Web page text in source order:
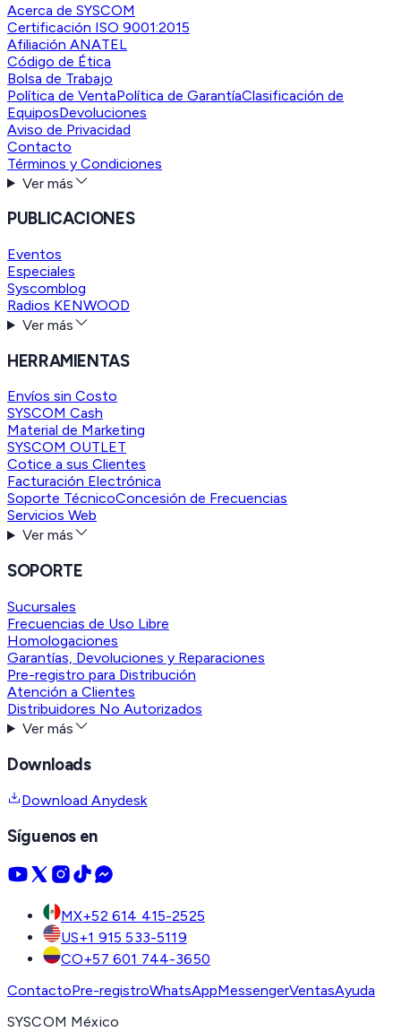
Acerca de SYSCOM
Certificación ISO 9001:2015
Afiliación ANATEL
Código de Ética
Bolsa de Trabajo
Política de VentaPolítica de GarantíaClasificación de
EquiposDevoluciones
Aviso de Privacidad
Contacto
Términos y Condiciones
Ver más
PUBLICACIONES
Eventos
Especiales
Syscomblog
Radios KENWOOD
Ver más
HERRAMIENTAS
Envíos sin Costo
SYSCOM Cash
Material de Marketing
SYSCOM OUTLET
Cotice a sus Clientes
Facturación Electrónica
Soporte TécnicoConcesión de Frecuencias
Servicios Web
Ver más
SOPORTE
Sucursales
Frecuencias de Uso Libre
Homologaciones
Garantías, Devoluciones y Reparaciones
Pre-registro para Distribución
Atención a Clientes
Distribuidores No Autorizados
Ver más
Downloads
Download Anydesk
Síguenos en
MX+52 614 415-2525
US+1 915 533-5119
CO+57 601 744-3650
ContactoPre-registroWhatsAppMessengerVentasAyuda
SYSCOM México